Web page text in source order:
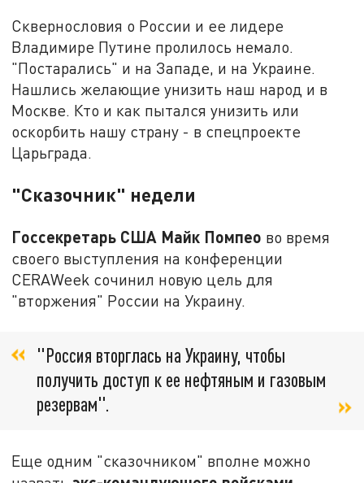
Сквернословия о России и ее лидере
Владимире Путине пролилось немало.
"Постарались" и на Западе, и на Украине.
Нашлись желающие унизить наш народ и в
Москве. Кто и как пытался унизить или
оскорбить нашу страну - в спецпроекте
Царьграда.
"Сказочник" недели
Госсекретарь США Майк Помпео во время
своего выступления на конференции
CERAWeek сочинил новую цель для
"вторжения" России на Украину.
"Россия вторглась на Украину, чтобы
получить доступ к ее нефтяным и газовым
резервам".
Еще одним "сказочником" вполне можно